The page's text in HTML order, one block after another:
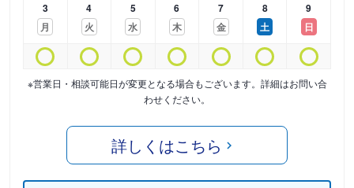
3
月
4
火
5
水
6
木
7
金
8
土
9
日
※営業日・相談可能日が変更となる場合もございます。詳細はお問い合
わせください。
詳しくはこちら